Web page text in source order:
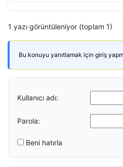
1 yazı görüntüleniyor (toplam 1)
Bu konuyu yanıtlamak için giriş
Kullanıcı adı:
Parola:
Beni hatırla